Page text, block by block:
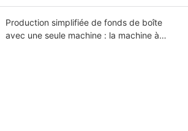
Production simplifiée de fonds de boîte
avec une seule machine : la machine à